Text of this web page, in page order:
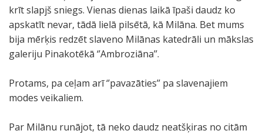
krīt slapjš sniegs. Vienas dienas laikā īpaši daudz ko
apskatīt nevar, tādā lielā pilsētā, kā Milāna. Bet mums
bija mērķis redzēt slaveno Milānas katedrāli un mākslas
galeriju Pinakotēkā ‘’Ambroziāna’’.
Protams, pa ceļam arī ‘’pavazāties’’ pa slavenajiem
modes veikaliem.
Par Milānu runājot, tā neko daudz neatšķiras no citām